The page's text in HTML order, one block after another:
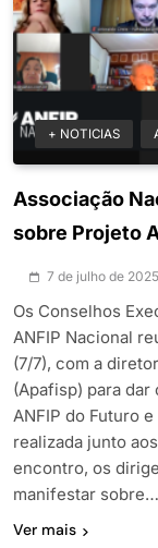
+ NOTICIAS
Associação
sobre Projeto
7 de julho de 2025
Os Conselhos
ANFIP Nacional
(7/7), com a
(Apafisp) para
ANFIP do Futuro
realizada junto
encontro, os
manifestar sobre…
Ver mais